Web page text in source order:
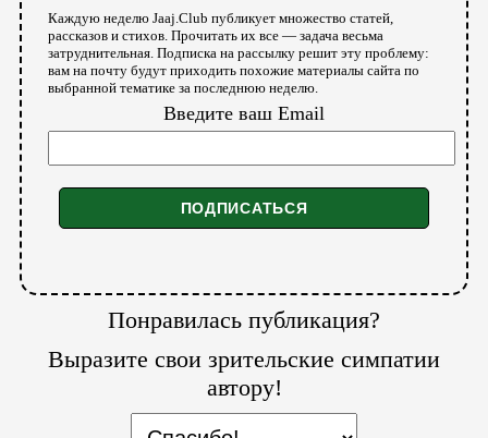
Каждую неделю Jaaj.Club публикует множество статей,
рассказов и стихов. Прочитать их все — задача весьма
затруднительная. Подписка на рассылку решит эту проблему:
вам на почту будут приходить похожие материалы сайта по
выбранной тематике за последнюю неделю.
Введите ваш Email
Понравилась публикация?
Выразите свои зрительские симпатии
автору!